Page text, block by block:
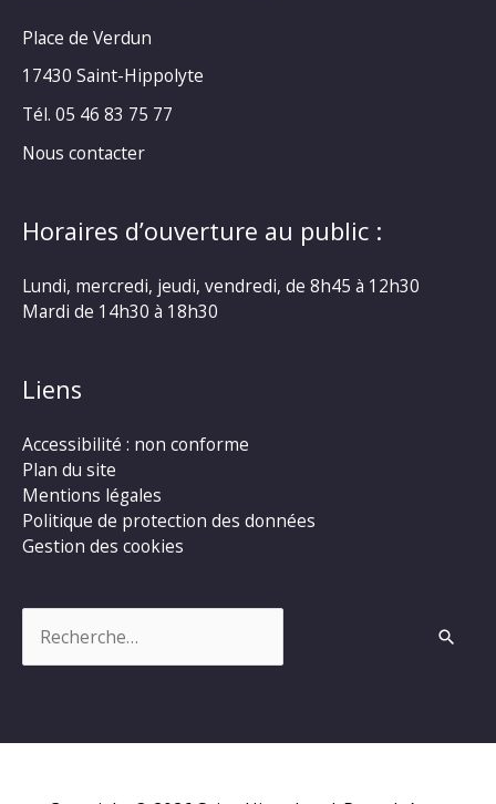
Place de Verdun
17430 Saint-Hippolyte
Tél. 05 46 83 75 77
Nous contacter
Horaires d’ouverture au public :
Lundi, mercredi, jeudi, vendredi, de 8h45 à 12h30
Mardi de 14h30 à 18h30
Liens
Accessibilité : non conforme
Plan du site
Mentions légales
Politique de protection des données
Gestion des cookies